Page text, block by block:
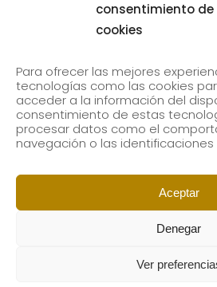
consentimiento de
cookies
Para ofrecer las mejores
tecnologías como las cookies
acceder a la información del
consentimiento de estas
procesar datos como el
navegación o las
Aceptar
Denegar
Ver
Subscribe to our newsletter to
email.